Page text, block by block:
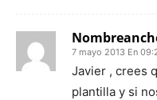
7 mayo 2013 En
Javier , crees
plantilla y si